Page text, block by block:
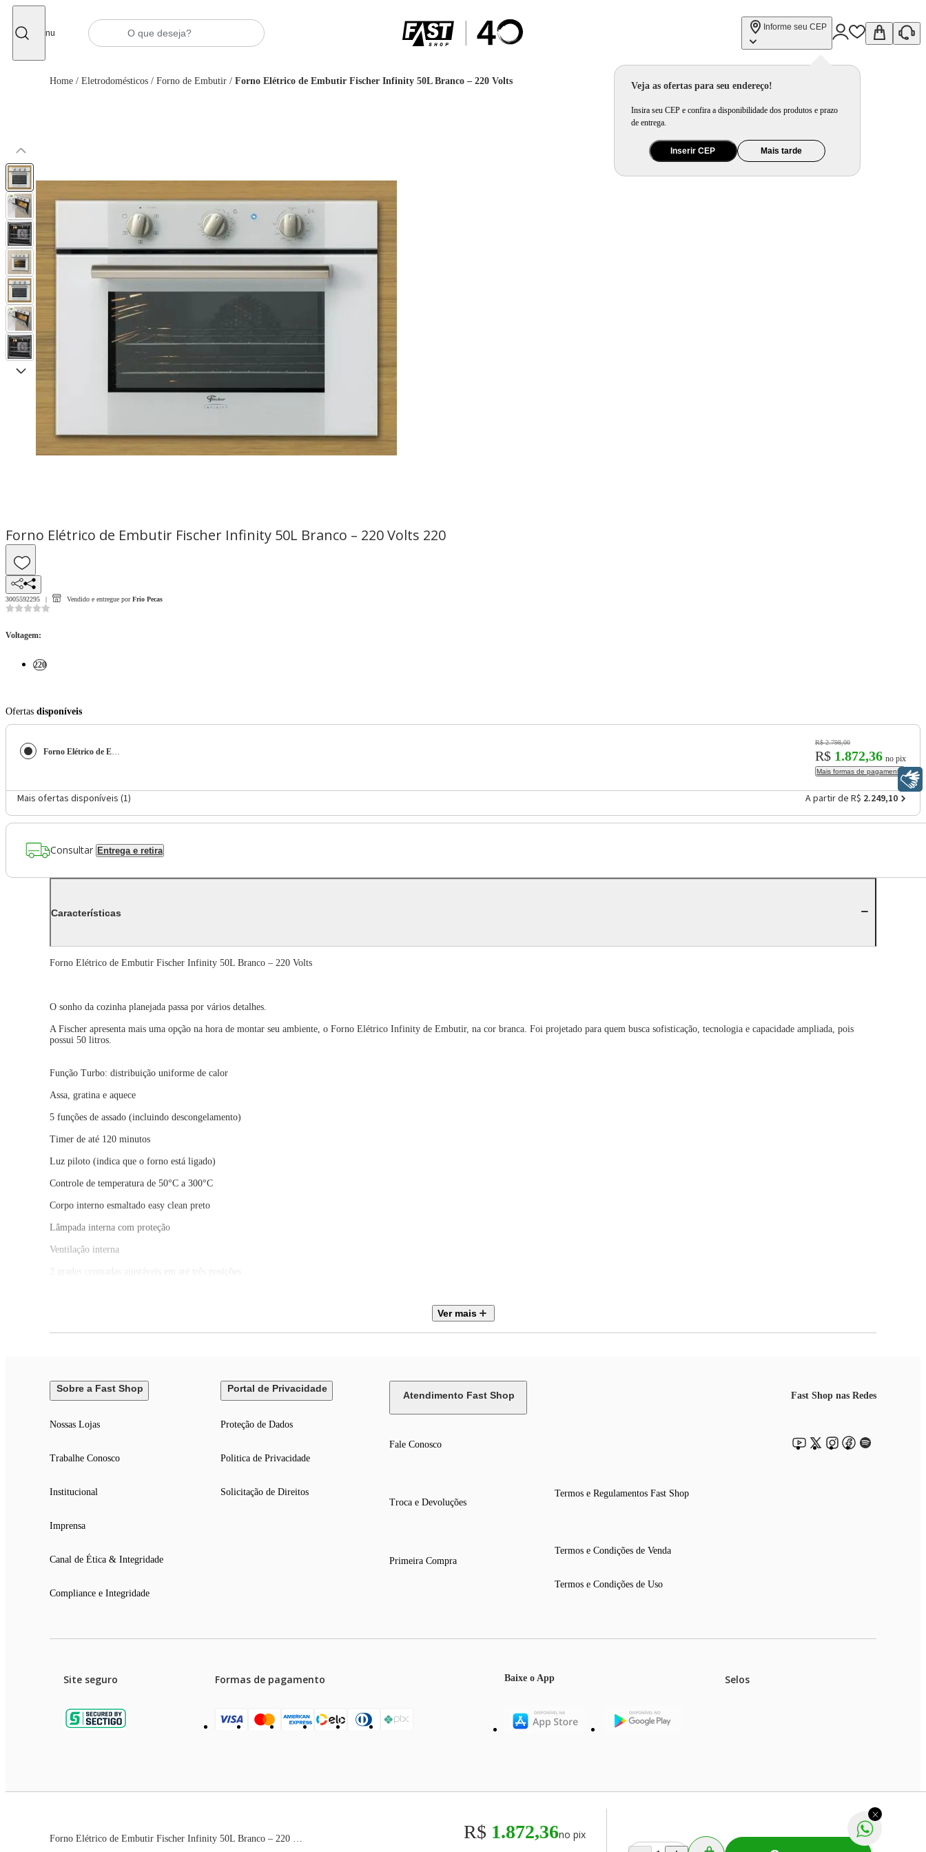
Menu
Informe seu CEP
Veja as ofertas para seu endereço!
Insira seu CEP e confira a disponibilidade dos produtos e prazo
de entrega.
Inserir CEP Mais tarde
Home / Eletrodomésticos / Forno de Embutir / Forno Elétrico de Embutir Fischer Infinity 50L Branco – 220 Volts
R$ 1.872,36no pix
Forno Elétrico de Embutir Fischer Infinity 50L Branco – 220 Volts 220
3005592295 Vendido e entregue por Frio Pecas
Voltagem:
220
Ofertas disponíveis
Forno Elétrico de Embutir Fischer Infinity 50L Branco – 220 Volts
R$ 2.798,00
R$ 1.872,36 no pix
Mais formas de pagamento
Mais ofertas disponíveis (1) A partir de R$ 2.249,10
Consultar Entrega e retira
Características
Forno Elétrico de Embutir Fischer Infinity 50L Branco – 220 Volts
O sonho da cozinha planejada passa por vários detalhes.
A Fischer apresenta mais uma opção na hora de montar seu ambiente, o Forno Elétrico Infinity de Embutir, na cor branca. Foi projetado para quem busca sofisticação, tecnologia e capacidade ampliada, pois
possui 50 litros.
Função Turbo: distribuição uniforme de calor
Assa, gratina e aquece
5 funções de assado (incluindo descongelamento)
Timer de até 120 minutos
Luz piloto (indica que o forno está ligado)
Controle de temperatura de 50°C a 300°C
Corpo interno esmaltado easy clean preto
Lâmpada interna com proteção
Ventilação interna
2 grades cromadas ajustáveis em até três posições
Ver mais
Sobre a Fast Shop
Nossas Lojas
Trabalhe Conosco
Institucional
Imprensa
Canal de Ética & Integridade
Compliance e Integridade
Portal de Privacidade
Proteção de Dados
Politica de Privacidade
Solicitação de Direitos
Atendimento Fast Shop
Fale Conosco
Troca e Devoluções
Primeira Compra
Termos e Regulamentos Fast Shop
Termos e Condições de Venda
Termos e Condições de Uso
Fast Shop nas Redes
Site seguro Formas de pagamento Baixe o App Selos
Preços e condições de pagamento válidos exclusivamente para compras efetuadas no site, podendo diferir na rede de lojas físicas.
As imagens dos produtos são meramente ilustrativas. Todos os preços e condições comerciais estão sujeitos a alteração sem aviso prévio. Fast Shop S. A. CNPJ: 43.708.379/0001-
Libras